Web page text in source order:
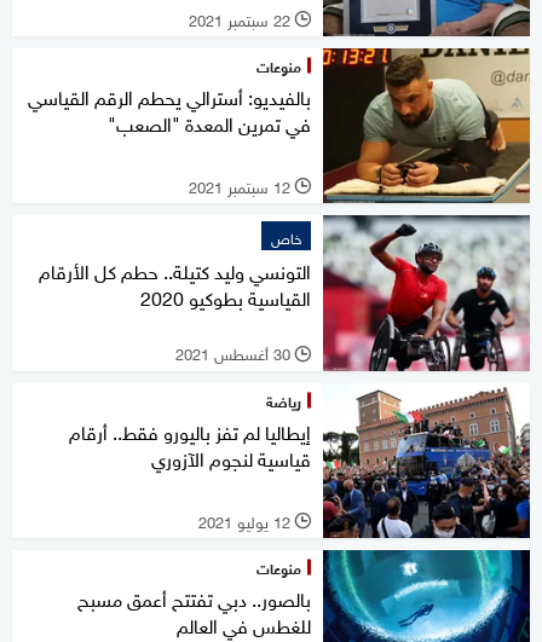
l 22 سبتمبر 2021
منوعات
بالفيديو: أسترالي يحطم الرقم القياسي
في تمرين المعدة "الصعب"
l 12 سبتمبر 2021
خاص
التونسي وليد كتيلة.. حطم كل الأرقام
القياسية بطوكيو 2020
l 30 أغسطس 2021
رياضة
إيطاليا لم تفز باليورو فقط.. أرقام
قياسية لنجوم الآزوري
l 12 يوليو 2021
منوعات
بالصور.. دبي تفتتح أعمق مسبح
للغطس في العالم